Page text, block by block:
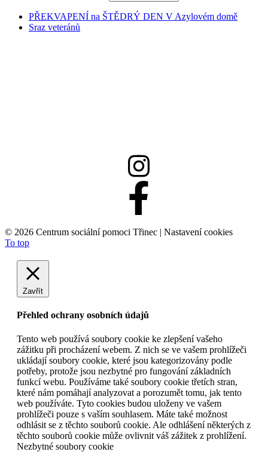
PŘEKVAPENÍ na ŠTĚDRÝ DEN V Azylovém domě
Sraz veteránů
© 2026 Centrum sociální pomoci Třinec | Nastavení cookies
To top
Zavřít
Přehled ochrany osobních údajů
Tento web používá soubory cookie ke zlepšení vašeho
zážitku při procházení webem. Z nich se ve vašem prohlížeči
ukládají soubory cookie, které jsou kategorizovány podle
potřeby, protože jsou nezbytné pro fungování základních
funkcí webu. Používáme také soubory cookie třetích stran,
které nám pomáhají analyzovat a porozumět tomu, jak tento
web používáte. Tyto cookies budou uloženy ve vašem
prohlížeči pouze s vaším souhlasem. Máte také možnost
odhlásit se z těchto souborů cookie. Ale odhlášení některých z
těchto souborů cookie může ovlivnit váš zážitek z prohlížení.
Nezbytné soubory cookie